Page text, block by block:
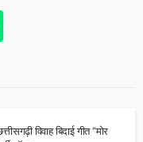
विवाह बिदाई गीत “मोर